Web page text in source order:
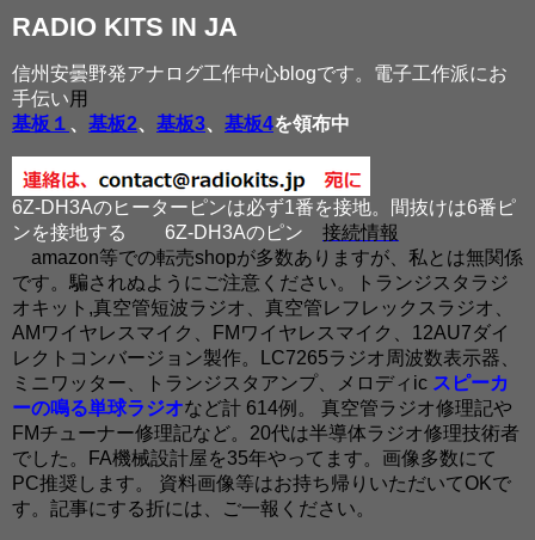
RADIO KITS IN JA
信州安曇野発アナログ工作中心blogです。電子工作派にお
手伝い用
基板１ 、 基板2、 基板3、 基板4を領布中
6Z-DH3Aのヒーターピンは必ず1番を接地。間抜けは6番ピ
ンを接地する
6Z-DH3Aのピン 接続情報
amazon等での転売shopが多数ありますが、私とは無関係
です。騙されぬようにご注意ください。トランジスタラジ
オキット,真空管短波ラジオ、真空管レフレックスラジオ、
AMワイヤレスマイク、FMワイヤレスマイク、12AU7ダイ
レクトコンバージョン製作。LC7265ラジオ周波数表示器、
ミニワッター、トランジスタアンプ、メロディic スピーカ
ーの鳴る単球ラジオなど計 614例。 真空管ラジオ修理記や
FMチューナー修理記など。20代は半導体ラジオ修理技術者
でした。FA機械設計屋を35年やってます。画像多数にて
PC推奨します。 資料画像等はお持ち帰りいただいてOKで
す。記事にする折には、ご一報ください。